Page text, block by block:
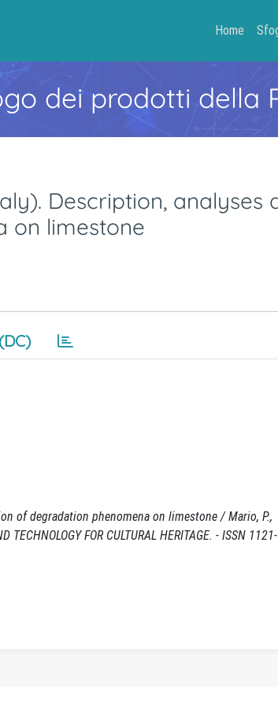
Home
dei prodotti della
Description, analyses
on limestone
of degradation phenomena on limestone / Mario, P.,
FOR CULTURAL HERITAGE. - ISSN